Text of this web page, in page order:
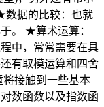
数据的比较：也就
。 ★算术运算：
中，常常需要在具
有取模运算和四舍
接触到一些基本
数函数以及指数函